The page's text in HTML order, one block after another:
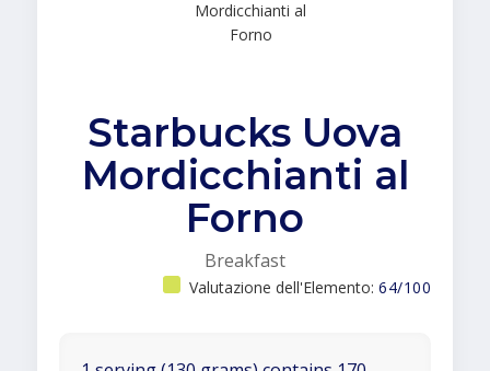
Starbucks Uova
Mordicchianti al
Forno
Breakfast
Valutazione dell'Elemento: 64/100